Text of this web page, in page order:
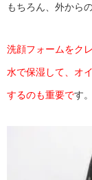
もちろん、外から
洗顔フォームをク
水で保湿して、オ
するのも重要です。